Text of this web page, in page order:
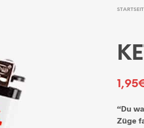
1,95
“Du
Züge